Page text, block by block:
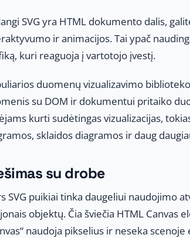
SVG yra HTML dokumento dalis,
ir animacijos. Tai ypač
kuri reaguoja į vartotojo įvestį.
duomenų vizualizavimo
su DOM ir dokumentui pritaiko
kurti sudėtingas vizualizacijas,
sklaidos diagramos ir daug
su drobe
SVG puikiai tinka daugeliui naudojimo
objektų. Čia šviečia HTML Canvas
naudoja pikselius ir neseka